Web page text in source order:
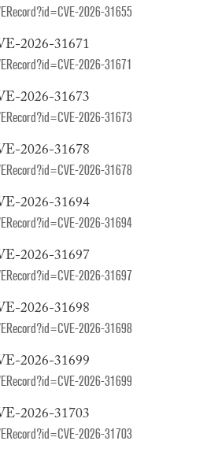
2026-31655
2026-31671
2026-31671
2026-31673
2026-31673
2026-31678
2026-31678
2026-31694
2026-31694
2026-31697
2026-31697
2026-31698
2026-31698
2026-31699
2026-31699
2026-31703
2026-31703